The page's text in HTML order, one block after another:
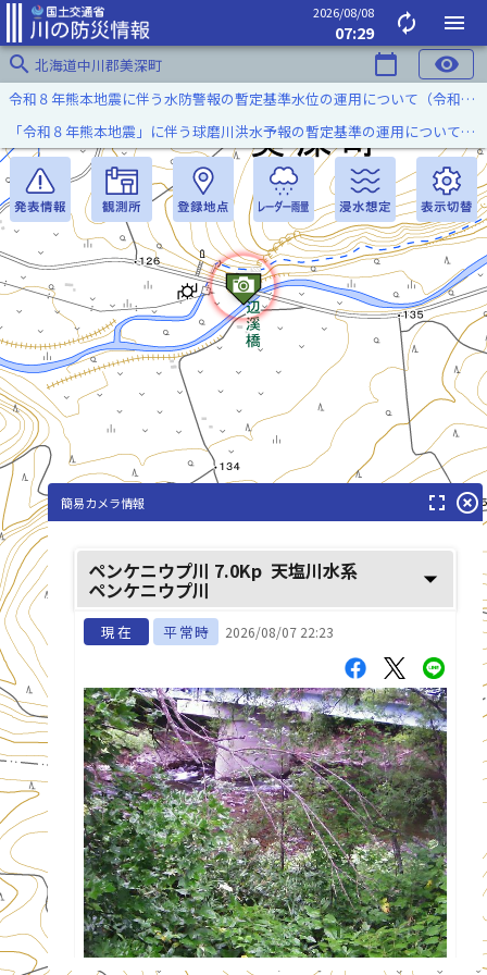
2026/08/08
07:29 autorenew
menu
search 北海道中川郡美深町 calendar_today visibility
令和８年熊本地震に伴う水防警報の暫定基準水位の運用について（令和８年８月７日）
「令和８年熊本地震」に伴う球磨川洪水予報の暫定基準の運用について（令和８年８月５日）
list_alt
簡易カメラ情報 fullscreen highlight_off
ペンケニウプ川 7.0Kp 天塩川水系
ペンケニウプ川 arrow_drop_down
現在 平常時 2026/08/07 22:23